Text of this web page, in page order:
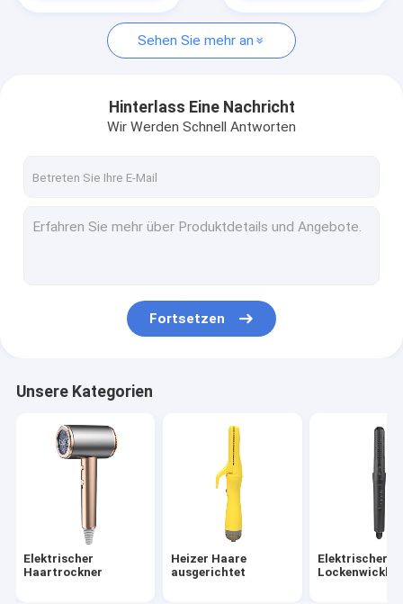
Bitte um ein Angebot
Heizer Haare ausgerichtet
Elektrischer Haar-Lockenwickler
Hochgeschwindigkeitshaartrockner
Multifunktionaler Haarstiller
Sehen Sie mehr an
Hinterlass Eine Nachricht
Wir Werden Schnell Antworten
Fortsetzen
Unsere Kategorien
Elektrischer
Haartrockner
Heizer Haare
ausgerichtet
Elektrischer
Lockenwickler